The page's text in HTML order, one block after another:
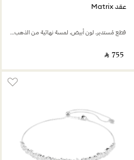
عقد Matrix
قطع مُستدير، لون أبيض، لمسة نهائية من الذهب الوردي عيار 18 قيراط
‎ ⃁ ⁦755⁩ ‎